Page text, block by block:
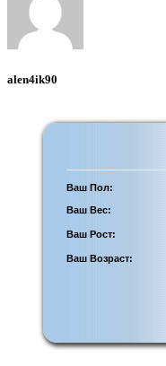
alen4ik90
Ваш Пол:
Ваш Вес:
Ваш Рост:
Ваш Возраст: